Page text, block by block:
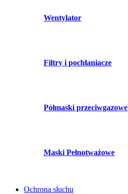
Wentylator
Filtry i pochłaniacze
Półmaski przeciwgazowe
Maski Pełnotważowe
Ochrona słuchu